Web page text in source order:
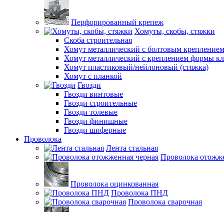
Перфорированный крепеж
Хомуты, скобы, стяжки
Скоба строительная
Хомут металлический с болтовым креплением
Хомут металлический с креплением формы
Хомут пластиковый/нейлоновый (стяжка)
Хомут с планкой
Гвозди
Гвозди винтовые
Гвозди строительные
Гвозди толевые
Гвозди финишные
Гвозди шиферные
Проволока
Лента стальная
Проволока
Проволока оцинкованная
Проволока ПНД
Проволока сварочная